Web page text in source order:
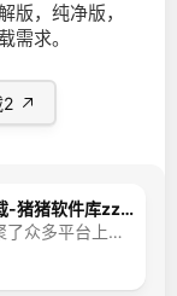
版，纯净版，
需求。
2
猪猪软件库2024最新版本下载-猪猪软件库zzrjk手机版下载
软件优势 平台工具 该软件汇聚了众多平台上的丰富工具资源，其中囊括了最优质的工具软件。用户只需轻点按钮，即可轻松获取所需工具。 鲜明内容 软件中的工具内容极具特色，用户可以随时根据内容判断该软件是否符合自己的需求。 自动更新 软件每日自动更新首页分类下的工具，为海量用户提供最新、最优秀的工具资源。 常见问题 一、如何解决猪猪软件库无法访问的问题？...